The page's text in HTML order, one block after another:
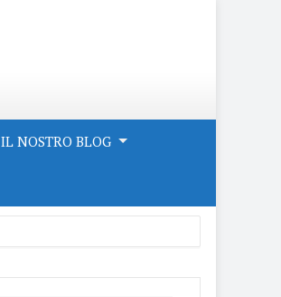
IL NOSTRO BLOG